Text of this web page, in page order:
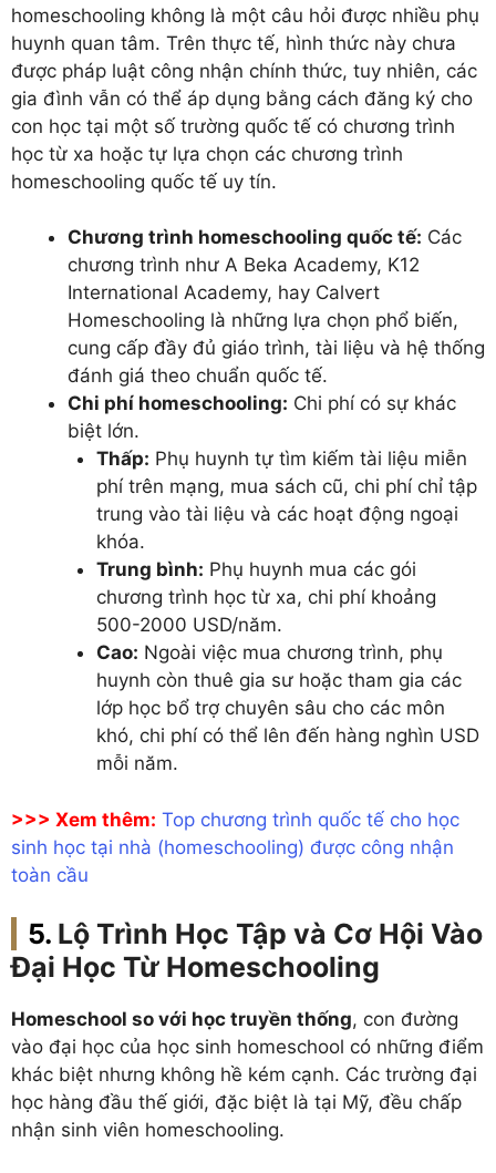
homeschooling không là một câu hỏi được nhiều phụ
huynh quan tâm. Trên thực tế, hình thức này chưa
được pháp luật công nhận chính thức, tuy nhiên, các
gia đình vẫn có thể áp dụng bằng cách đăng ký cho
con học tại một số trường quốc tế có chương trình
học từ xa hoặc tự lựa chọn các chương trình
homeschooling quốc tế uy tín.
Chương trình homeschooling quốc tế: Các
chương trình như A Beka Academy, K12
International Academy, hay Calvert
Homeschooling là những lựa chọn phổ biến,
cung cấp đầy đủ giáo trình, tài liệu và hệ thống
đánh giá theo chuẩn quốc tế.
Chi phí homeschooling: Chi phí có sự khác
biệt lớn.
Thấp: Phụ huynh tự tìm kiếm tài liệu miễn
phí trên mạng, mua sách cũ, chi phí chỉ tập
trung vào tài liệu và các hoạt động ngoại
khóa.
Trung bình: Phụ huynh mua các gói
chương trình học từ xa, chi phí khoảng
500-2000 USD/năm.
Cao: Ngoài việc mua chương trình, phụ
huynh còn thuê gia sư hoặc tham gia các
lớp học bổ trợ chuyên sâu cho các môn
khó, chi phí có thể lên đến hàng nghìn USD
mỗi năm.
>>> Xem thêm: Top chương trình quốc tế cho học
sinh học tại nhà (homeschooling) được công nhận
toàn cầu
Lộ Trình Học Tập và Cơ Hội Vào
Đại Học Từ Homeschooling
Homeschool so với học truyền thống, con đường
vào đại học của học sinh homeschool có những điểm
khác biệt nhưng không hề kém cạnh. Các trường đại
học hàng đầu thế giới, đặc biệt là tại Mỹ, đều chấp
nhận sinh viên homeschooling.